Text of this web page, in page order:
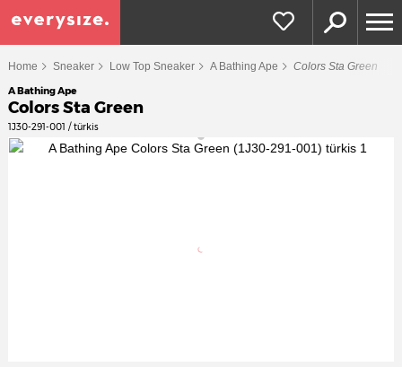
Home Sneaker Low Top Sneaker A Bathing Ape Colors Sta Green
A Bathing Ape
Colors Sta Green
1J30-291-001 / türkis